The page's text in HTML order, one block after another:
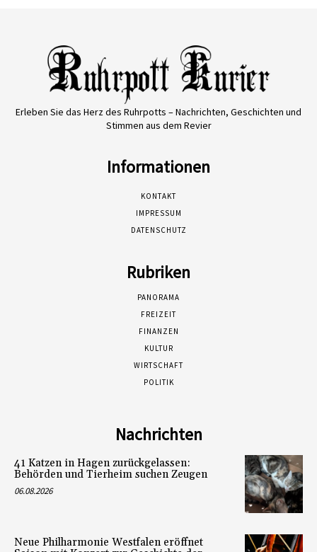
Erleben Sie das Herz des Ruhrpotts – Nachrichten, Geschichten und
Stimmen aus dem Revier
Informationen
KONTAKT
IMPRESSUM
DATENSCHUTZ
Rubriken
PANORAMA
FREIZEIT
FINANZEN
KULTUR
WIRTSCHAFT
POLITIK
Nachrichten
41 Katzen in Hagen zurückgelassen:
Behörden und Tierheim suchen Zeugen
06.08.2026
Neue Philharmonie Westfalen eröffnet